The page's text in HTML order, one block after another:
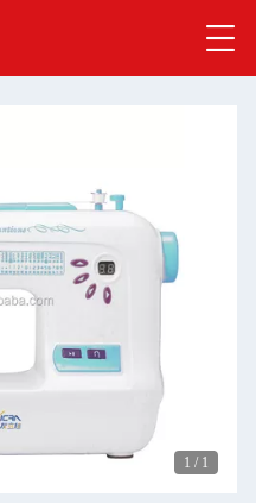
1 / 1